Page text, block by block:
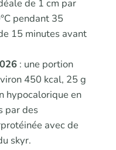
de 1 cm par
pendant 35
15 minutes avant
: une portion
450 kcal, 25 g
hypocalorique en
par des
avec de
skyr.